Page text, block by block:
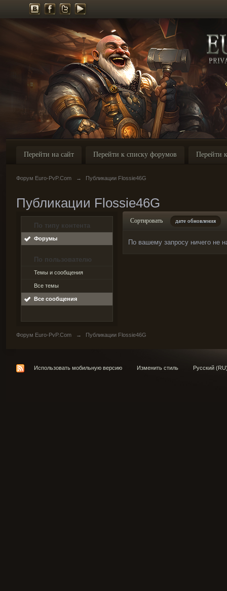
Перейти на сайт Перейти к списку форумов Перейти
Форум Euro-PvP.Com → Публикации Flossie46G
Публикации Flossie46G
По типу контента
Форумы
По пользователю
Темы и сообщения
Все темы
Все сообщения
Сортировать дате обновления
По вашему запросу ничего не
Форум Euro-PvP.Com → Публикации Flossie46G
Использовать мобильную версию Изменить стиль Русский